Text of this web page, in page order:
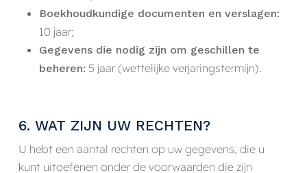
Boekhoudkundige documenten en verslagen:
10 jaar;
Gegevens die nodig zijn om geschillen te
beheren: 5 jaar (wettelijke verjaringstermijn).
6. WAT ZIJN UW RECHTEN?
U hebt een aantal rechten op uw gegevens, die u
kunt uitoefenen onder de voorwaarden die zijn